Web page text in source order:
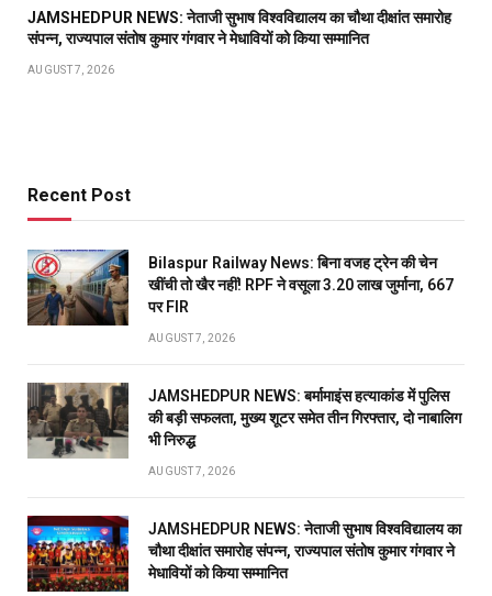
JAMSHEDPUR NEWS: नेताजी सुभाष विश्वविद्यालय का चौथा दीक्षांत समारोह
संपन्न, राज्यपाल संतोष कुमार गंगवार ने मेधावियों को किया सम्मानित
AUGUST 7, 2026
Recent Post
Bilaspur Railway News: बिना वजह ट्रेन की चेन
खींची तो खैर नहीं! RPF ने वसूला 3.20 लाख जुर्माना, 667
पर FIR
AUGUST 7, 2026
JAMSHEDPUR NEWS: बर्मामाइंस हत्याकांड में पुलिस
की बड़ी सफलता, मुख्य शूटर समेत तीन गिरफ्तार, दो नाबालिग
भी निरुद्ध
AUGUST 7, 2026
JAMSHEDPUR NEWS: नेताजी सुभाष विश्वविद्यालय का
चौथा दीक्षांत समारोह संपन्न, राज्यपाल संतोष कुमार गंगवार ने
मेधावियों को किया सम्मानित